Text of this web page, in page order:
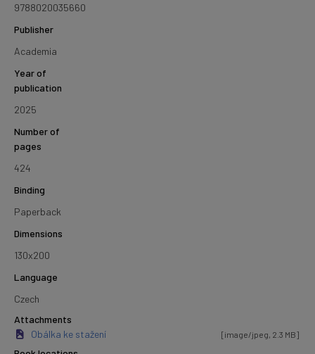
9788020035660
Publisher
Academia
Year of
publication
2025
Number of
pages
424
Binding
Paperback
Dimensions
130x200
Language
Czech
Attachments
Obálka ke stažení
[image/jpeg, 2.3 MB]